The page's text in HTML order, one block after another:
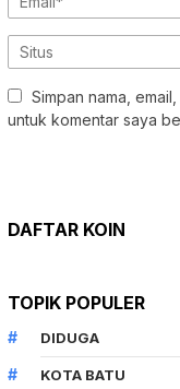
Simpan nama,
untuk komentar saya
DAFTAR KOIN
TOPIK POPULER
DIDUGA
KOTA BATU